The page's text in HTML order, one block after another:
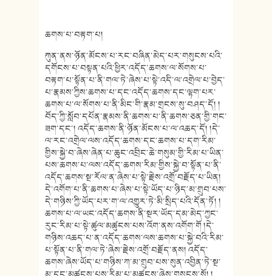
ཆགས་པ་བརྟག་པ།
ཀུན་ནས་ཉོན་མོངས་པ་རང་བཞིན་མེད་པར་གསུངས་པའི་
དགོངས་པ་བསྟན་པའི་ཕྱིར་འདོད་ཆགས་ལ་སོགས་པ་
བརྟག་པ་སྟོན་པ་ནི་གལ་ཏེ་ཞེས་པ་སྟེ་འདི་ལ་འགྲེལ་པ་བྱེད་
པ་རྣམས་ཀྱིས་ཆགས་པ་དང་འདོད་ཆགས་དང་ལྷག་པར་
ཆགས་པ་ལ་སོགས་པ་ནི་མིང་གི་རྣམ་གྲངས་སུ་བཤད་དོ། །
བོད་ཀྱི་སློབ་དཔོན་རྣམས་ནི་ཆགས་པ་ནི་ཆགས་ཅན་གྱི་གང་
ཟག་དང་། འདོད་ཆགས་ནི་ཉོན་མོངས་པ་ལ་འཆད་དོ། །དེ་
ལ་རང་འགྲེལ་ལས་འདོད་ཆགས་དང་ཆགས་པ་དག་རིམ་
གྱིས་སྐྱེ་བ་ཞེས་ཞེན་པ་ཆུང་འབྲིང་ཆེ་གསུམ་གྱི་རིམ་པ་ཡིན་
པས་ཆགས་པ་ལས་འདོད་ཆགས་རིམ་གྱིས་སྐྱེ་བ་སྟོན་པ་ནི་
འདོད་ཆགས་སྔ་རོལ་ན་ཞེས་པ་སྟེ་རྗེས་འགྲོ་བརྗོད་པ་ཡིན།
དེ་འགོག་པ་ནི་ཆགས་པ་ཞེས་པ་སྟེ་ཡོད་པ་ཉིད་མ་གྲུབ་པས་
དེ་གཉིས་ཀྱི་ཡོད་པར་ག་ལ་འགྱུར་ཏེ་མི་སྲིད་པའི་དོན་ཏོ། །
ཆགས་པ་ལ་ཡང་འདོད་ཆགས་ནི་སྔར་ཡོད་དམ་མེད་ཀྱང་
རུང་རིམ་པ་སྟེ་ཚུལ་མཚུངས་པས་འོག་ནས་འགོག་གོ །དེ་
གཉིས་འཆད་པ་ན་འདོད་ཆགས་ལས་ཆགས་པ་སྐྱེ་བའི་རིམ་
པ་སྟོན་པ་ནི་གལ་ཏེ་ཞེས་རྗེས་འགྲོ་བརྗོད་ནས། འདོད་
ཆགས་ཞེས་ཡོད་པ་གཉིས་ཀ་མ་གྲུབ་པས་སུན་འབྱིན་ཏེ་སྔ་